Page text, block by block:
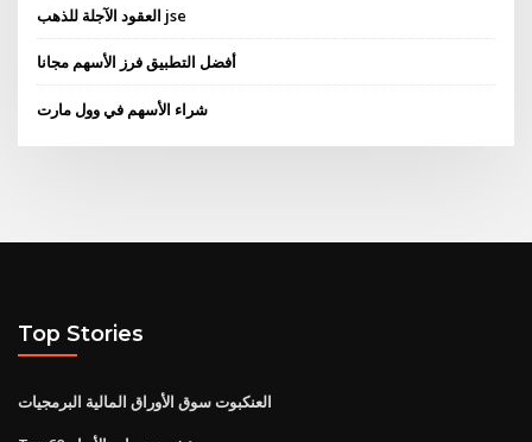
العقود الآجلة للذهب jse
أفضل التطبيق فرز الأسهم مجانا
شراء الأسهم في وول مارت
Top Stories
العنكبوت سوق الأوراق المالية البرمجيات